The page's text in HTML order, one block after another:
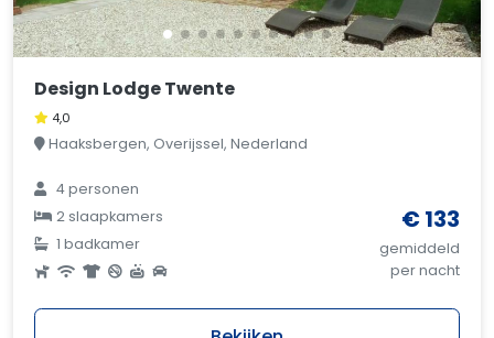
Design Lodge Twente
4,0
Haaksbergen, Overijssel, Nederland
4 personen
2 slaapkamers
1 badkamer
€ 133
gemiddeld
per nacht